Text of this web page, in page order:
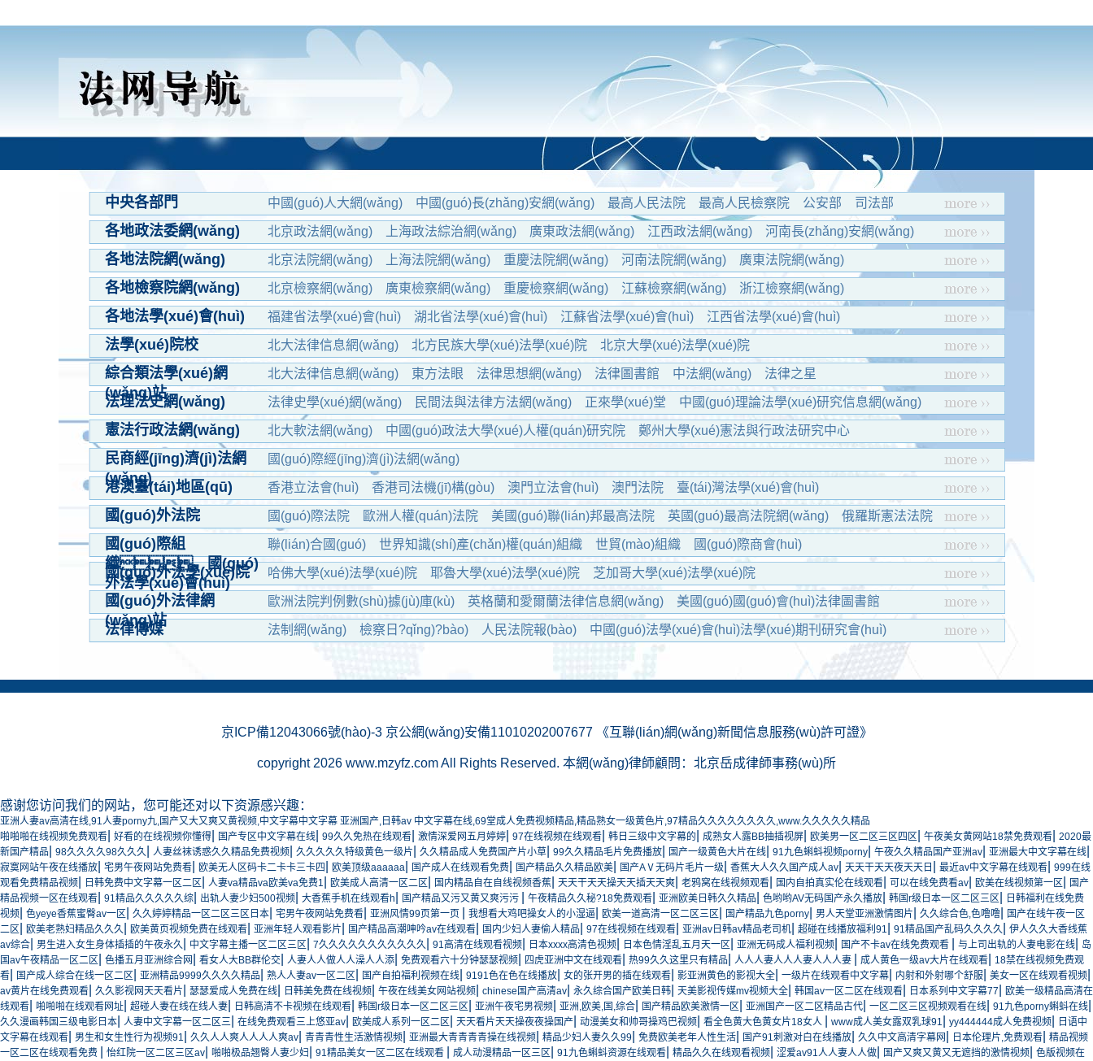
中央各部門 中國(guó)人大網(wǎng) 中國(guó)長(zhǎng)安網(wǎng) 最高人民法院 最高人民檢察院 公安部
司法部
中國(guó)法學(xué)會(huì)
中國(guó)法院網(wǎng)
各地政法委網(wǎng) 北京政法網(wǎng) 上海政法綜治網(wǎng) 廣東政法網(wǎng) 江西政法網(wǎng)
河南長(zhǎng)安網(wǎng)
內(nèi)蒙古長(zhǎng)安網(wǎng)
云南長(zhǎng)安網(wǎng)
各地法院網(wǎng) 北京法院網(wǎng) 上海法院網(wǎng) 重慶法院網(wǎng) 河南法院網(wǎng)
廣東法院網(wǎng)
天津法院網(wǎng)
江蘇法院網(wǎng) 遼寧法院網(wǎng)
各地檢察院網(wǎng) 北京檢察網(wǎng) 廣東檢察網(wǎng) 重慶檢察網(wǎng) 江蘇檢察網(wǎng)
浙江檢察網(wǎng)
湖北檢察網(wǎng)
江西檢察網(wǎng)
各地法學(xué)會(huì) 福建省法學(xué)會(huì) 湖北省法學(xué)會(huì) 江蘇省法學(xué)會(huì)
江西省法學(xué)會(huì)
遼寧省法學(xué)會(huì)
上海市法學(xué)會(huì) 浙江省法學(xué)會(huì)
法學(xué)院校 北大法律信息網(wǎng) 北方民族大學(xué)法學(xué)院
北京大學(xué)法學(xué)院
北京理工大學(xué)法學(xué)院
北京師范大學(xué)法學(xué)院
綜合類法學(xué)網
(wǎng)站
北大法律信息網(wǎng) 東方法眼 法律思想網(wǎng) 法律圖書館 中法網(wǎng)
法律之星
中國(guó)法律咨詢中心
法理法史網(wǎng) 法律史學(xué)網(wǎng) 民間法與法律方法網(wǎng) 正來學(xué)堂
中國(guó)理論法學(xué)研究信息網(wǎng)
中國(guó)律師網(wǎng)
中華法律文化網(wǎng)
憲法行政法網(wǎng) 北大軟法網(wǎng) 中國(guó)政法大學(xué)人權(quán)研究院 鄭州大學(xué)憲法與行政法研究中心
民商經(jīng)濟(jì)法網
(wǎng)
國(guó)際經(jīng)濟(jì)法網(wǎng)
港澳臺(tái)地區(qū) 香港立法會(huì) 香港司法機(jī)構(gòu) 澳門立法會(huì) 澳門法院
臺(tái)灣法學(xué)會(huì)
臺(tái)灣行政法學(xué)會(huì)
國(guó)外法院 國(guó)際法院 歐洲人權(quán)法院 美國(guó)聯(lián)邦最高法院 英國(guó)最高法院網(wǎng)
俄羅斯憲法法院
日本裁判所
加拿大最高法院
國(guó)際組
織、國(guó)
外法學(xué)會(huì)
聯(lián)合國(guó) 世界知識(shí)產(chǎn)權(quán)組織 世貿(mào)組織
國(guó)際商會(huì)
美國(guó)法律社會(huì)學(xué)協(xié)會(huì)
海牙國(guó)際私法協(xié)會(huì) 國(guó)際刑法學(xué)協(xié)會(huì)
國(guó)外法學(xué)院 哈佛大學(xué)法學(xué)院 耶魯大學(xué)法學(xué)院
芝加哥大學(xué)法學(xué)院
威斯康星大學(xué)法學(xué)院
劍橋大學(xué)法學(xué)院 康奈爾大學(xué)法學(xué)院
國(guó)外法律網
(wǎng)站
歐洲法院判例數(shù)據(jù)庫(kù) 英格蘭和愛爾蘭法律信息網(wǎng)
美國(guó)國(guó)會(huì)法律圖書館
耶魯法律雜志
哈佛法律評(píng)論
法律傳媒 法制網(wǎng) 檢察日?qǐng)?bào) 人民法院報(bào)
中國(guó)法學(xué)會(huì)法學(xué)期刊研究會(huì)
京ICP備12043066號(hào)-3京公網(wǎng)安備11010202007677 《互聯(lián)網(wǎng)新聞信息服務(wù)許可證》
copyright 2026 www.mzyfz.com All Rights Reserved. 本網(wǎng)律師顧問：北京岳成律師事務(wù)所
感谢您访问我们的网站，您可能还对以下资源感兴趣：
亚洲人妻av高清在线,91人妻porny九,国产又大又爽又黄视频,中文字幕中文字幕 亚洲国产,日韩av 中文字幕在线,69堂成人免费视频精品,精品熟女一级黄色片,97精品久久久久久久久久,www.久久久久久精品
啪啪啪在线视频免费观看 好看的在线视频你懂得 国产专区中文字幕在线 99久久免热在线观看 激情深爱网五月婷婷 97在线视频在线观看 韩日三级中文字幕的 成熟女人露BB抽插视屏 欧美男一区二区三区四区 午夜美女黄网站18禁免费观看 2020最
新国产精品
98久久久久98久久久 人妻丝袜诱惑久久精品免费视频 久久久久久特级黄色一级片 久久精品成人免费国产片小草 99久久精品毛片免费播放 国产一级黄色大片在线 91九色蝌蚪视频porny 午夜久久精品国产亚洲av 亚洲最大中文字幕在线
寂寞网站午夜在线播放 宅男午夜网站免费看 欧美无人区码卡二卡卡三卡四 欧美顶级aaaaaa 国产成人在线观看免费 国产精品久久精品欧美 国产AⅤ无码片毛片一级 香蕉大人久久国产成人av 天天干天天夜天天日 最近av中文字幕在线观看 999在线
观看免费精品视频
日韩免费中文字幕一区二区 人妻va精品va欧美va免费1 欧美成人高清一区二区 国内精品自在自线视频香蕉 天天干天天操天天插天天爽 老鸦窝在线视频观看 国内自拍真实伦在线观看 可以在线免费看av 欧美在线视频第一区
国产
精品视频一区在线观看 91精品久久久久久综 出轨人妻少妇500视频 大香蕉手机在线观看h 国产精品又污又黄又爽污污 午夜精品久久秘?18免费观看 亚洲欧美日韩久久精品 色哟哟AV无码国产永久播放 韩国r级日本一区二区三区
日韩福利在线免费
视频
色yeye香蕉蜜臀av一区 久久婷婷精品一区二区三区日本 宅男午夜网站免费看 亚洲风情99页第一页 我想看大鸡吧操女人的小湿逼 欧美一道高清一区二区三区 国产精品九色porny 男人天堂亚洲激情图片 久久综合色,色噜噜
国产在线午夜一区
二区
欧美老熟妇精品久久久 欧美黄页视频免费在线观看 亚洲年轻人观看影片 国产精品高潮呻吟av在线观看 国内少妇人妻偷人精品 97在线视频在线观看 亚洲av日韩av精品老司机 超碰在线播放福利91 91精品国产乱码久久久久
伊人久久大香线蕉
av综合 男生进入女生身体插插的午夜永久 中文字幕主播一区二区三区 7久久久久久久久久久久久 91高清在线观看视频 日本xxxx高清色视频 日本色情淫乱五月天一区 亚洲无码成人福利视频 国产不卡av在线免费观看 与上司出轨的人妻电影在线
岛
国av午夜精品一区二区
色播五月亚洲综合网 看女人大BB群伦交 人妻人人做人人澡人人添 免费观看六十分钟瑟瑟视频 四虎亚洲中文在线观看 热99久久这里只有精品 人人人妻人人人妻人人人妻 成人黄色一级av大片在线观看
18禁在线视频免费观
看
国产成人综合在线一区二区 亚洲精品9999久久久久精品 熟人人妻av一区二区 国产自拍福利视频在线 9191色在色在线播放 女的张开男的插在线观看 影亚洲黄色的影视大全 一级片在线观看中文字幕 内射和外射哪个舒服 美女一区在线观看视频
av黄片在线免费观看 久久影视网天天看片 瑟瑟爱成人免费在线 日韩美免费在线视频 午夜在线美女网站视频 chinese国产高清av 永久综合国产欧美日韩 天美影视传媒mv视频大全 韩国av一区二区在线观看 日本系列中文字幕77
欧美一级精品高清在
线观看 啪啪啪在线观看网址 超碰人妻在线在线人妻 日韩高清不卡视频在线观看 韩国r级日本一区二区三区 亚洲午夜宅男视频 亚洲,欧美,国,综合 国产精品欧美激情一区 亚洲国产一区二区精品古代 一区二区三区视频观看在线 91九色porny蝌蚪在线
久久漫画韩国三级电影日本 人妻中文字幕一区二区三 在线免费观看三上悠亚av 欧美成人系列一区二区 天天看片天天操夜夜操国产 动漫美女和帅哥操鸡巴视频 看全色黄大色黄女片18女人 www成人美女露双乳球91 yy444444成人免费视频
日语中
文字幕在线观看 男生和女生性行为视频91 久久人人爽人人人人爽av 青青青性生活激情视频 亚洲最大青青青青操在线视频 精品少妇人妻久久99 免费欧美老年人性生活 国产91刺激对白在线播放 久久中文高清字幕网 日本伦理片,免费观看 精品视频
一区二区在线观看免费
怡红院一区二区三区av 啪啪极品翘臀人妻少妇 91精品美女一区二区在线观看 成人动漫精品一区三区 91九色蝌蚪资源在线观看 精品久久在线观看视频 涩爱av91人人妻人人做 国产又爽又黄又无遮挡的激情视频 色版视频在